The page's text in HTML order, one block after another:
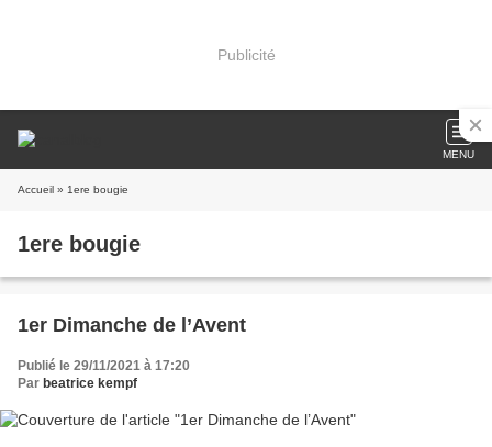
Publicité
MENU
Accueil » 1ere bougie
1ere bougie
1er Dimanche de l’Avent
Publié le 29/11/2021 à 17:20
Par beatrice kempf